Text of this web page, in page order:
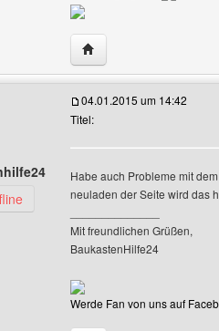
Website dieses
Benutzer-Profile anzeigen
04.01.2015 um 14:42
Titel:
Habe auch Probleme mit
neuladen der Seite wird das
Mit freundlichen Grüßen,
BaukastenHilfe24
Werde Fan von uns auf